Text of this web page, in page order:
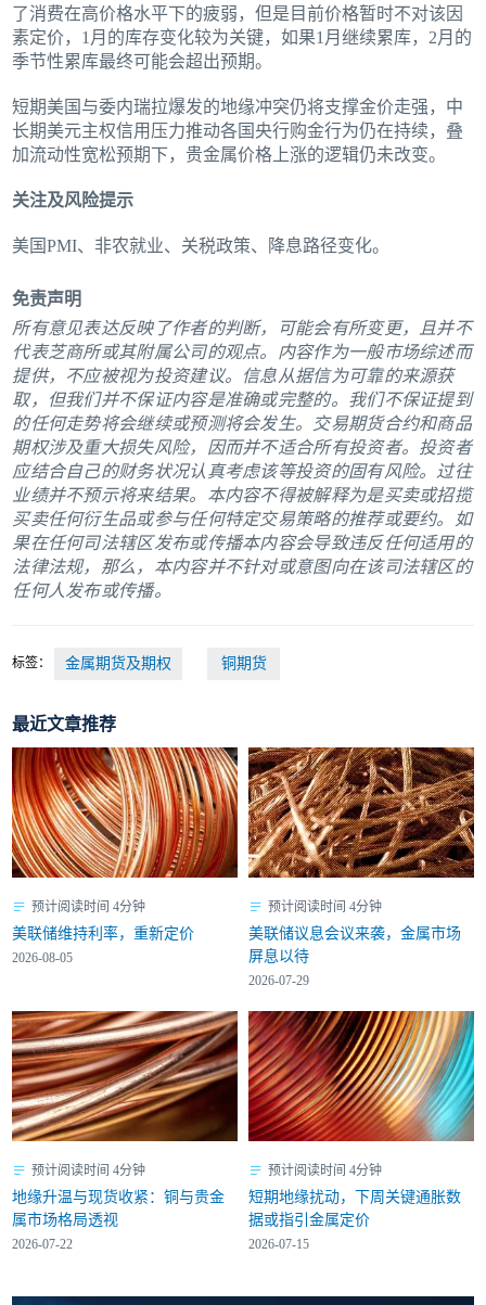
了消费在高价格水平下的疲弱，但是目前价格暂时不对该因
素定价，1月的库存变化较为关键，如果1月继续累库，2月的
季节性累库最终可能会超出预期。
短期美国与委内瑞拉爆发的地缘冲突仍将支撑金价走强，中
长期美元主权信用压力推动各国央行购金行为仍在持续，叠
加流动性宽松预期下，贵金属价格上涨的逻辑仍未改变。
关注及风险提示
美国PMI、非农就业、关税政策、降息路径变化。
免责声明
所有意见表达反映了作者的判断，可能会有所变更，且并不
代表芝商所或其附属公司的观点。内容作为一般市场综述而
提供，不应被视为投资建议。信息从据信为可靠的来源获
取，但我们并不保证内容是准确或完整的。我们不保证提到
的任何走势将会继续或预测将会发生。交易期货合约和商品
期权涉及重大损失风险，因而并不适合所有投资者。投资者
应结合自己的财务状况认真考虑该等投资的固有风险。过往
业绩并不预示将来结果。本内容不得被解释为是买卖或招揽
买卖任何衍生品或参与任何特定交易策略的推荐或要约。如
果在任何司法辖区发布或传播本内容会导致违反任何适用的
法律法规，那么，本内容并不针对或意图向在该司法辖区的
任何人发布或传播。
标签： 金属期货及期权 铜期货
最近文章推荐
预计阅读时间 4分钟
美联储维持利率，重新定价
2026-08-05
预计阅读时间 4分钟
美联储议息会议来袭，金属市场
屏息以待
2026-07-29
预计阅读时间 4分钟
地缘升温与现货收紧：铜与贵金
属市场格局透视
2026-07-22
预计阅读时间 4分钟
短期地缘扰动，下周关键通胀数
据或指引金属定价
2026-07-15